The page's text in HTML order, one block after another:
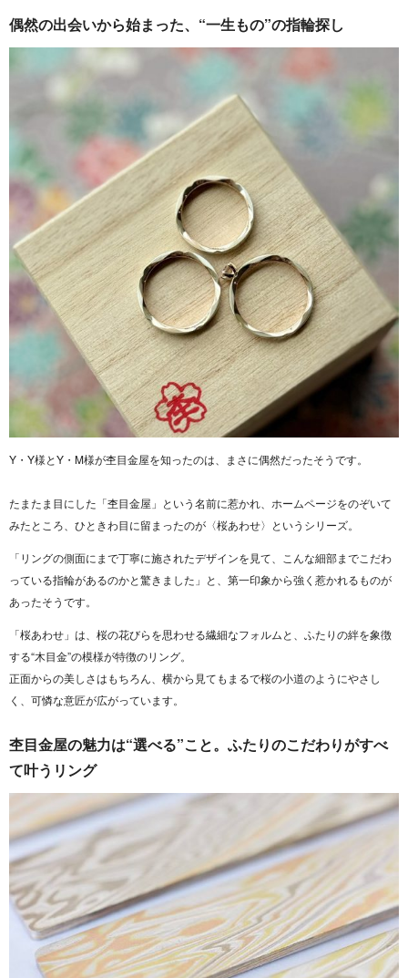
偶然の出会いから始まった、“一生もの”の指輪探し
Y・Y様とY・M様が杢目金屋を知ったのは、まさに偶然だったそうです。
たまたま目にした「杢目金屋」という名前に惹かれ、ホームページをのぞいて
みたところ、ひときわ目に留まったのが〈桜あわせ〉というシリーズ。
「リングの側面にまで丁寧に施されたデザインを見て、こんな細部までこだわ
っている指輪があるのかと驚きました」と、第一印象から強く惹かれるものが
あったそうです。
「桜あわせ」は、桜の花びらを思わせる繊細なフォルムと、ふたりの絆を象徴
する“木目金”の模様が特徴のリング。
正面からの美しさはもちろん、横から見てもまるで桜の小道のようにやさし
く、可憐な意匠が広がっています。
杢目金屋の魅力は“選べる”こと。ふたりのこだわりがすべ
て叶うリング